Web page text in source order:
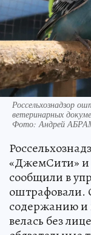
Россельхознадзор
ветеринарных
Фото:Андрей
«ДжемСити»
сообщили в
оштрафовали.
содержанию и
велась без